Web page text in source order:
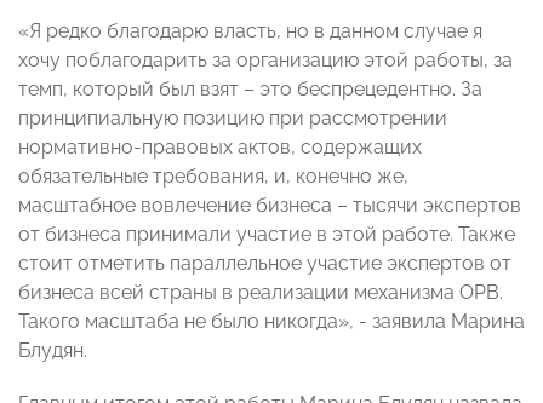
«Я редко благодарю власть, но в данном случае я
хочу поблагодарить за организацию этой работы, за
темп, который был взят – это беспрецедентно. За
принципиальную позицию при рассмотрении
нормативно-правовых актов, содержащих
обязательные требования, и, конечно же,
масштабное вовлечение бизнеса – тысячи экспертов
от бизнеса принимали участие в этой работе. Также
стоит отметить параллельное участие экспертов от
бизнеса всей страны в реализации механизма ОРВ.
Такого масштаба не было никогда», - заявила Марина
Блудян.